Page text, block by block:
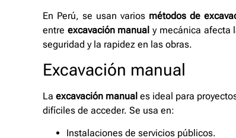
En Perú, se usan varios métodos de
entre excavación manual y mecánica afecta
seguridad y la rapidez en las obras.
Excavación manual
La excavación manual es ideal para
difíciles de acceder. Se usa en:
Instalaciones de servicios públicos.